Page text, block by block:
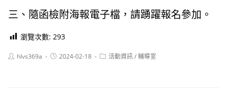
三、隨函檢附海報電子檔，請踴躍報名參加。
瀏覽次數: 293
Posthlvs369a
Post2024-02-18
Post活動資訊/輔導室